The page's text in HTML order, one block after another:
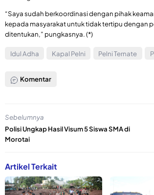
“Saya sudah berkoordinasi dengan pihak
kepada masyarakat untuk tidak tertipu dengan
ditentukan,” pungkasnya. (*)
Idul Adha Kapal Pelni Pelni Ternate
Komentar
Sebelumnya
Polisi Ungkap Hasil Visum 5 Siswa SMA di
Morotai
Artikel Terkait